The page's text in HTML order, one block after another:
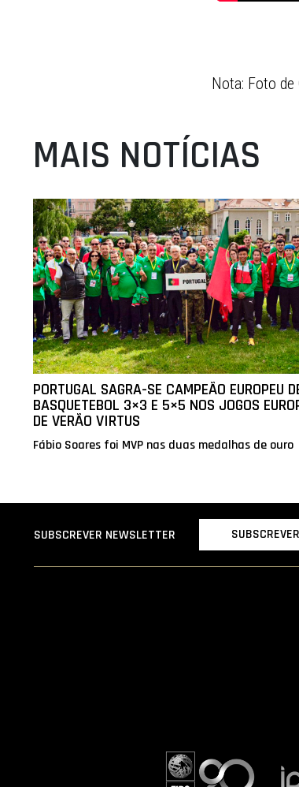
Nota: Foto
MAIS NOTÍCIAS
PORTUGAL SAGRA-SE CAMPEÃO EUROPEU
BASQUETEBOL 3×3 E 5×5 NOS JOGOS
DE VERÃO VIRTUS
Fábio Soares foi MVP nas duas medalhas de ouro
SUBSCREVER NEWSLETTER SUBSCREVER